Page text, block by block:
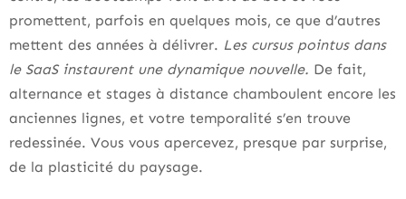
promettent, parfois en quelques mois, ce que d’autres
mettent des années à délivrer. Les cursus pointus dans
le SaaS instaurent une dynamique nouvelle. De fait,
alternance et stages à distance chamboulent encore les
anciennes lignes, et votre temporalité s’en trouve
redessinée. Vous vous apercevez, presque par surprise,
de la plasticité du paysage.